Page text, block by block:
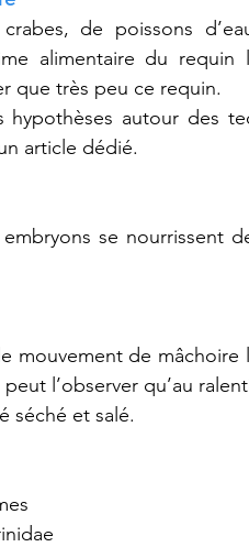
de poissons
alimentaire du
que très peu ce requin.
hypothèses autour des
article dédié.
se nourrissent
mouvement de
l’observer qu’au
séché et salé.